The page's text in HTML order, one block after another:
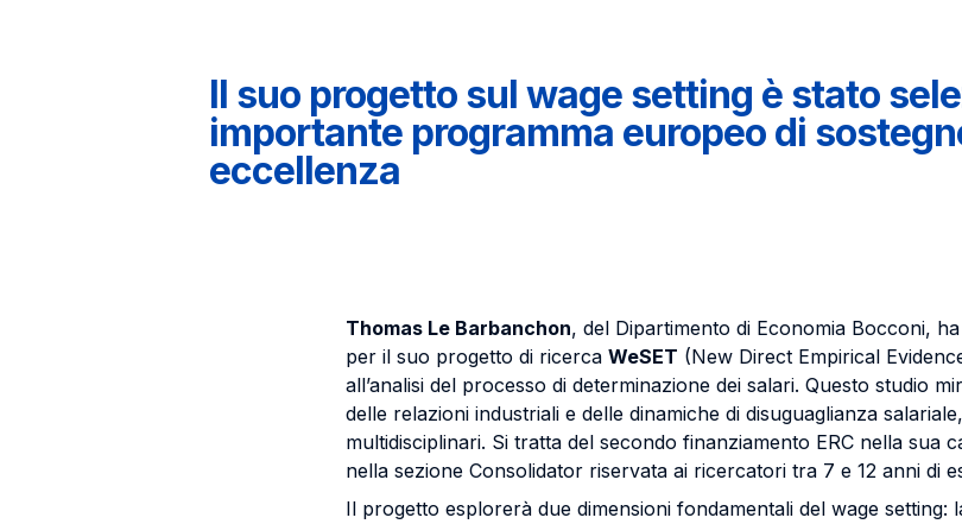
Il suo progetto sul wage setting è stato
importante programma europeo di
eccellenza
Thomas Le Barbanchon, del Dipartimento di Economia Bocconi,
per il suo progetto di ricerca WeSET (New Direct Empirical
all’analisi del processo di determinazione dei salari. Questo studio
delle relazioni industriali e delle dinamiche di disuguaglianza
multidisciplinari. Si tratta del secondo finanziamento ERC nella sua
nella sezione Consolidator riservata ai ricercatori tra 7 e 12 anni di
Il progetto esplorerà due dimensioni fondamentali del wage setting: